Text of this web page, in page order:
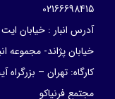
02166698415
آدرس انبار : خیابان
خیابان پژاند- مجموعه
کارگاه: تهران –
مجتمع فرنیاکو